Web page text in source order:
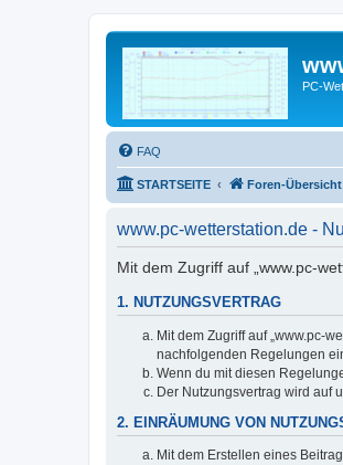
PC-
FAQ
STARTSEITE Foren-Übersicht
www.pc-wetterstation.de -
Mit dem Zugriff auf „www.pc-
1. NUTZUNGSVERTRAG
Mit dem Zugriff auf „www.pc-
nachfolgenden Regelungen
Wenn du mit diesen
Der Nutzungsvertrag wird auf
2. EINRÄUMUNG VON
Mit dem Erstellen eines